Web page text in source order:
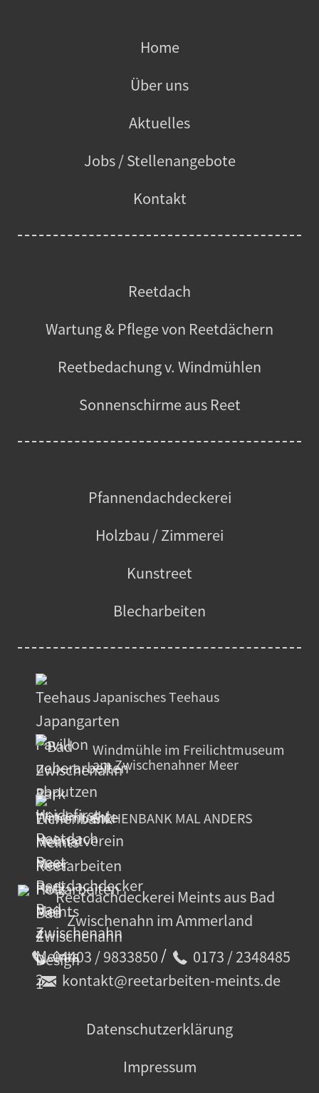
Home
Über uns
Aktuelles
Jobs / Stellenangebote
Kontakt
Reetdach
Wartung & Pflege von Reetdächern
Reetbedachung v. Windmühlen
Sonnenschirme aus Reet
Pfannendachdeckerei
Holzbau / Zimmerei
Kunstreet
Blecharbeiten
Japanisches Teehaus
Windmühle im Freilichtmuseum
am Zwischenahner Meer
EICHENBANK MAL ANDERS
04403 / 9833850 /
0173 / 2348485
kontakt@reetarbeiten-meints.de
Datenschutzerklärung
Impressum